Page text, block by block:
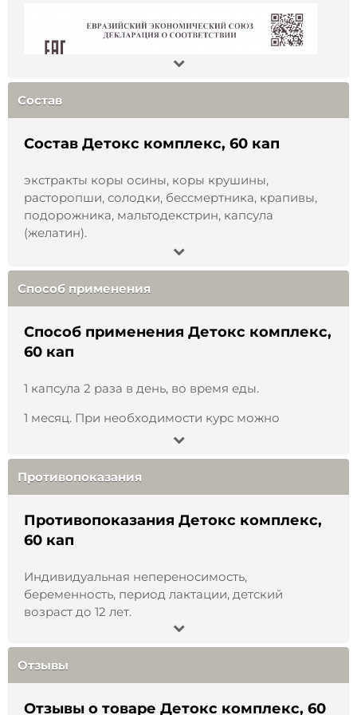
недоступном для детей месте, при температуре
не выше +25°С.
экстракты коры осины, коры крушины,
подорожника, мальтодекстрин, оболочка
Срок годности36 месяцев.
Страна производства
применением проконсультируйтесь со
специалистом
Состав
Состав Детокс комплекс, 60 кап
экстракты коры осины, коры крушины,
расторопши, солодки, бессмертника, крапивы,
подорожника, мальтодекстрин, капсула
(желатин).
Способ применения
Способ применения Детокс комплекс,
60 кап
1 капсула 2 раза в день, во время еды.
1 месяц. При необходимости курс можно
повторить через 2 недели.
Противопоказания
Противопоказания Детокс комплекс,
60 кап
Индивидуальная непереносимость,
беременность, период лактации, детский
возраст до 12 лет.
Отзывы
Отзывы о товаре Детокс комплекс, 60